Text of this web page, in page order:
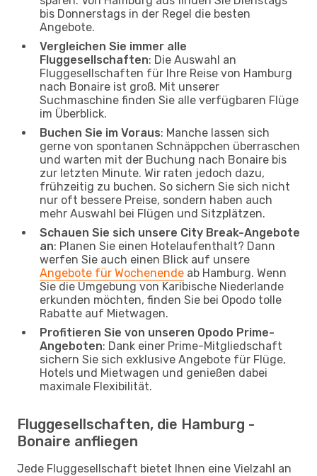
bis Donnerstags in der Regel die besten
Angebote.
Vergleichen Sie immer alle
Fluggesellschaften: Die Auswahl an
Fluggesellschaften für Ihre Reise von Hamburg
nach Bonaire ist groß. Mit unserer
Suchmaschine finden Sie alle verfügbaren Flüge
im Überblick.
Buchen Sie im Voraus: Manche lassen sich
gerne von spontanen Schnäppchen überraschen
und warten mit der Buchung nach Bonaire bis
zur letzten Minute. Wir raten jedoch dazu,
frühzeitig zu buchen. So sichern Sie sich nicht
nur oft bessere Preise, sondern haben auch
mehr Auswahl bei Flügen und Sitzplätzen.
Schauen Sie sich unsere City Break-Angebote
an: Planen Sie einen Hotelaufenthalt? Dann
werfen Sie auch einen Blick auf unsere
Angebote für Wochenende ab Hamburg. Wenn
Sie die Umgebung von Karibische Niederlande
erkunden möchten, finden Sie bei Opodo tolle
Rabatte auf Mietwagen.
Profitieren Sie von unseren Opodo Prime-
Angeboten: Dank einer Prime-Mitgliedschaft
sichern Sie sich exklusive Angebote für Flüge,
Hotels und Mietwagen und genießen dabei
maximale Flexibilität.
Fluggesellschaften, die Hamburg -
Bonaire anfliegen
Jede Fluggesellschaft bietet Ihnen eine Vielzahl an